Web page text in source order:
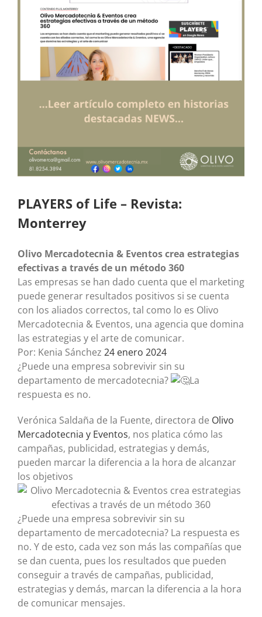
PLAYERS of Life – Revista:
Monterrey
Olivo Mercadotecnia & Eventos crea estrategias
efectivas a través de un método 360
Las empresas se han dado cuenta que el marketing
puede generar resultados positivos si se cuenta
con los aliados correctos, tal como lo es Olivo
Mercadotecnia & Eventos, una agencia que domina
las estrategias y el arte de comunicar.
Por: Kenia Sánchez 24 enero 2024
¿Puede una empresa sobrevivir sin su
departamento de mercadotecnia?
La
respuesta es no.
Verónica Saldaña de la Fuente, directora de Olivo
Mercadotecnia y Eventos, nos platica cómo las
campañas, publicidad, estrategias y demás,
pueden marcar la diferencia a la hora de alcanzar
los objetivos
¿Puede una empresa sobrevivir sin su
departamento de mercadotecnia? La respuesta es
no. Y de esto, cada vez son más las compañías que
se dan cuenta, pues los resultados que pueden
conseguir a través de campañas, publicidad,
estrategias y demás, marcan la diferencia a la hora
de comunicar mensajes.